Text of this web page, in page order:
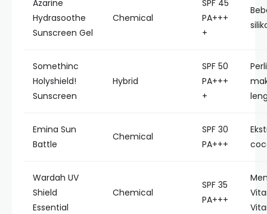
Azarine
Hydrasoothe
Sunscreen Gel
Chemical
SPF 45
PA+++
+
Somethinc
Holyshield!
Sunscreen
Hybrid
SPF 50
PA+++
+
Emina Sun
Battle
Chemical
SPF 30
PA+++
Wardah UV
Shield
Essential
Chemical
SPF 35
PA+++